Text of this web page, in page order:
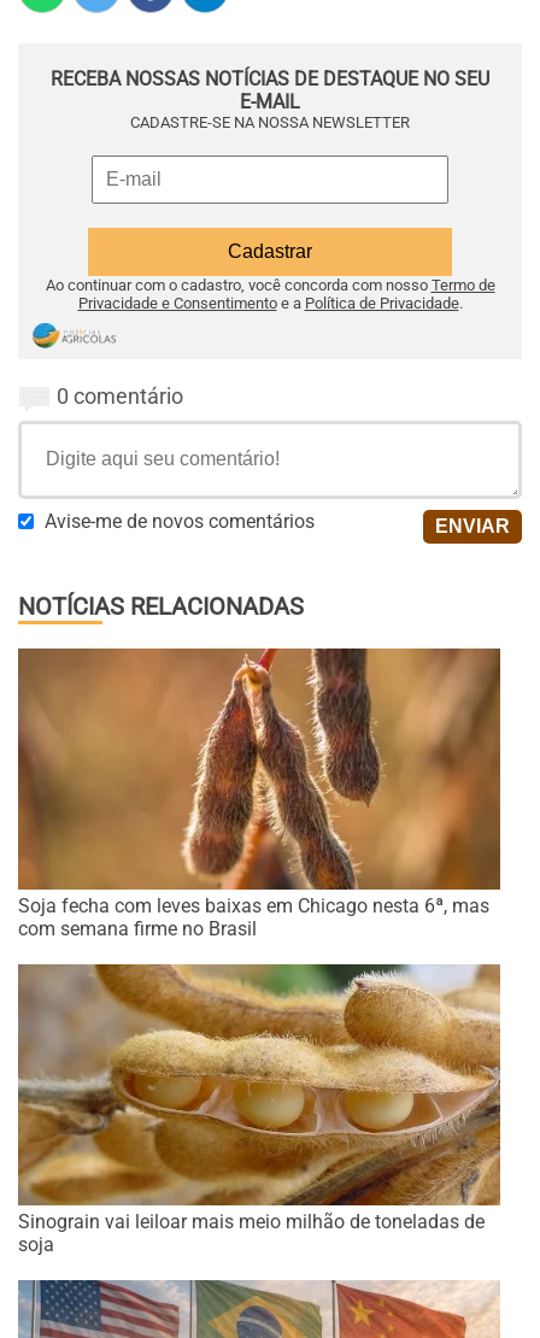
RECEBA NOSSAS NOTÍCIAS DE DESTAQUE NO SEU
E-MAIL
CADASTRE-SE NA NOSSA NEWSLETTER
Ao continuar com o cadastro, você concorda com nosso Termo de
Privacidade e Consentimentoe a Política de Privacidade.
0 comentário
Avise-me de novos comentários
NOTÍCIAS RELACIONADAS
Soja fecha com leves baixas em Chicago nesta 6ª, mas
com semana firme no Brasil
Sinograin vai leiloar mais meio milhão de toneladas de
soja